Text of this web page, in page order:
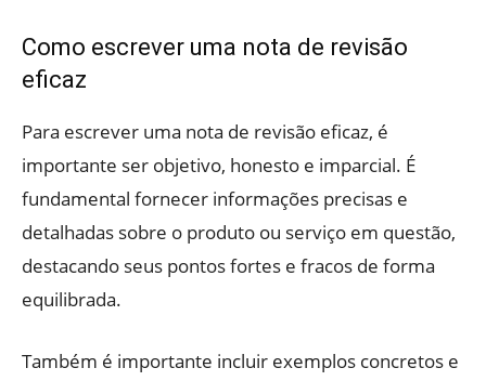
Como escrever uma nota de revisão
eficaz
Para escrever uma nota de revisão eficaz, é
importante ser objetivo, honesto e imparcial. É
fundamental fornecer informações precisas e
detalhadas sobre o produto ou serviço em questão,
destacando seus pontos fortes e fracos de forma
equilibrada.
Também é importante incluir exemplos concretos e